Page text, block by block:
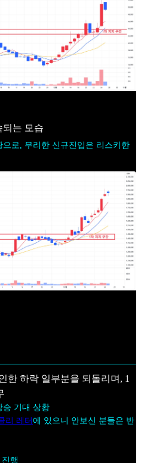
되는 모습
로, 무리한 신규진입은 리스키한
한 하락 일부분을 되돌리며, 1
승 기대 상황
리 레터 에 있으니 안보신 분들은 반
행